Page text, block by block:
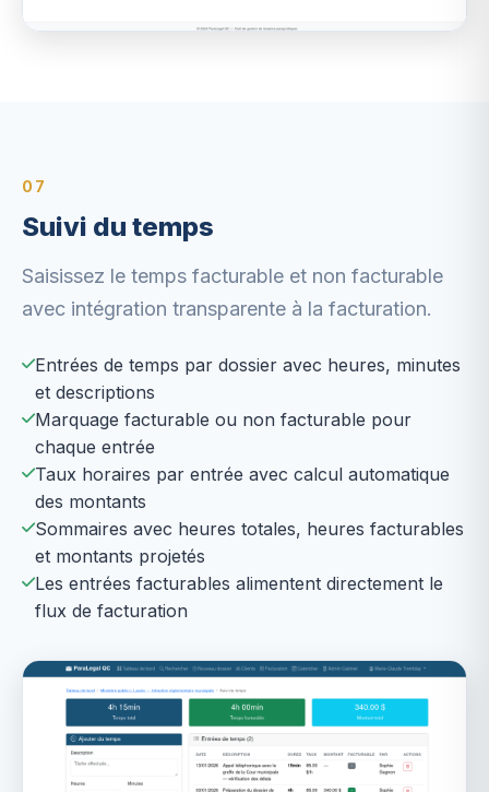
07
Suivi du temps
Saisissez le temps facturable et non facturable
avec intégration transparente à la facturation.
Entrées de temps par dossier avec heures, minutes
et descriptions
Marquage facturable ou non facturable pour
chaque entrée
Taux horaires par entrée avec calcul automatique
des montants
Sommaires avec heures totales, heures facturables
et montants projetés
Les entrées facturables alimentent directement le
flux de facturation